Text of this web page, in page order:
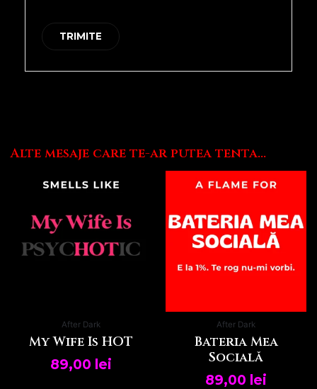
Alte mesaje care te-ar putea tenta...
After Dark
My Wife Is HOT
89,00 lei
After Dark
Bateria Mea
Socială
89,00 lei